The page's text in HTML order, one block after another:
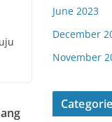
June 2023
December
November